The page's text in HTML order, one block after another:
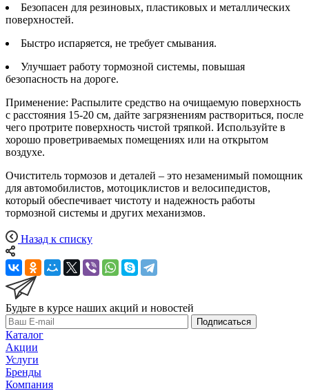
Безопасен для резиновых, пластиковых и металлических
поверхностей.
Быстро испаряется, не требует смывания.
Улучшает работу тормозной системы, повышая
безопасность на дороге.
Применение: Распылите средство на очищаемую поверхность
с расстояния 15-20 см, дайте загрязнениям раствориться, после
чего протрите поверхность чистой тряпкой. Используйте в
хорошо проветриваемых помещениях или на открытом
воздухе.
Очиститель тормозов и деталей – это незаменимый помощник
для автомобилистов, мотоциклистов и велосипедистов,
который обеспечивает чистоту и надежность работы
тормозной системы и других механизмов.
Назад к списку
Будьте в курсе наших акций и новостей
Подписаться
Каталог
Акции
Услуги
Бренды
Компания